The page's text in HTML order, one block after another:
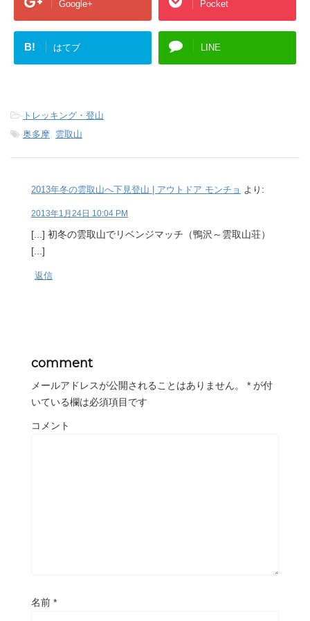
Google+ Pocket
B! はてブ LINE
- トレッキング・登山
-奥多摩 雲取山
2013年冬の雲取山へ下見登山 | アウトドア モンチョ より:
2013年1月24日 10:04 PM
[...] 初冬の雲取山でリベンジマッチ（鴨沢～雲取山荘）
[...]
返信
comment
メールアドレスが公開されることはありません。 * が付
いている欄は必須項目です
コメント
名前 *